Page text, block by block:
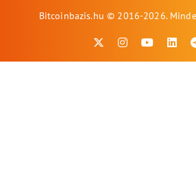
Bitcoinbazis.hu © 2016-2026.